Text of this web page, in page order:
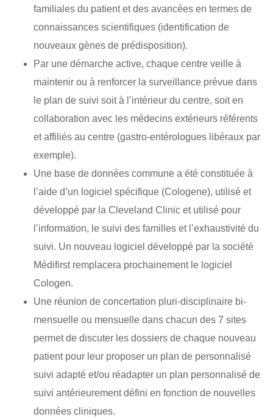
familiales du patient et des avancées en termes de
connaissances scientifiques (identification de
nouveaux gènes de prédisposition).
Par une démarche active, chaque centre veille à
maintenir ou à renforcer la surveillance prévue dans
le plan de suivi soit à l’intérieur du centre, soit en
collaboration avec les médecins extérieurs référents
et affiliés au centre (gastro-entérologues libéraux par
exemple).
Une base de données commune a été constituée à
l’aide d’un logiciel spécifique (Cologene), utilisé et
développé par la Cleveland Clinic et utilisé pour
l’information, le suivi des familles et l’exhaustivité du
suivi. Un nouveau logiciel développé par la société
Médifirst remplacera prochainement le logiciel
Cologen.
Une réunion de concertation pluri-disciplinaire bi-
mensuelle ou mensuelle dans chacun des 7 sites
permet de discuter les dossiers de chaque nouveau
patient pour leur proposer un plan de personnalisé
suivi adapté et/ou réadapter un plan personnalisé de
suivi antérieurement défini en fonction de nouvelles
données cliniques.